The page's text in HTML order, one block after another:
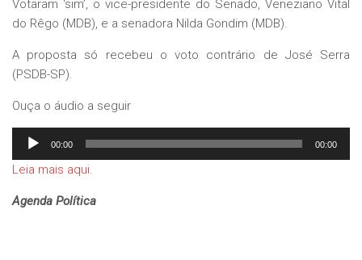
Votaram ‘sim’, o vice-presidente do Senado, Veneziano Vital
do Rêgo (MDB), e a senadora Nilda Gondim (MDB).
A proposta só recebeu o voto contrário de José Serra
(PSDB-SP).
Ouça o áudio a seguir
Tocador
áudio
00:00 00:00
Leia mais aqui.
Agenda Política